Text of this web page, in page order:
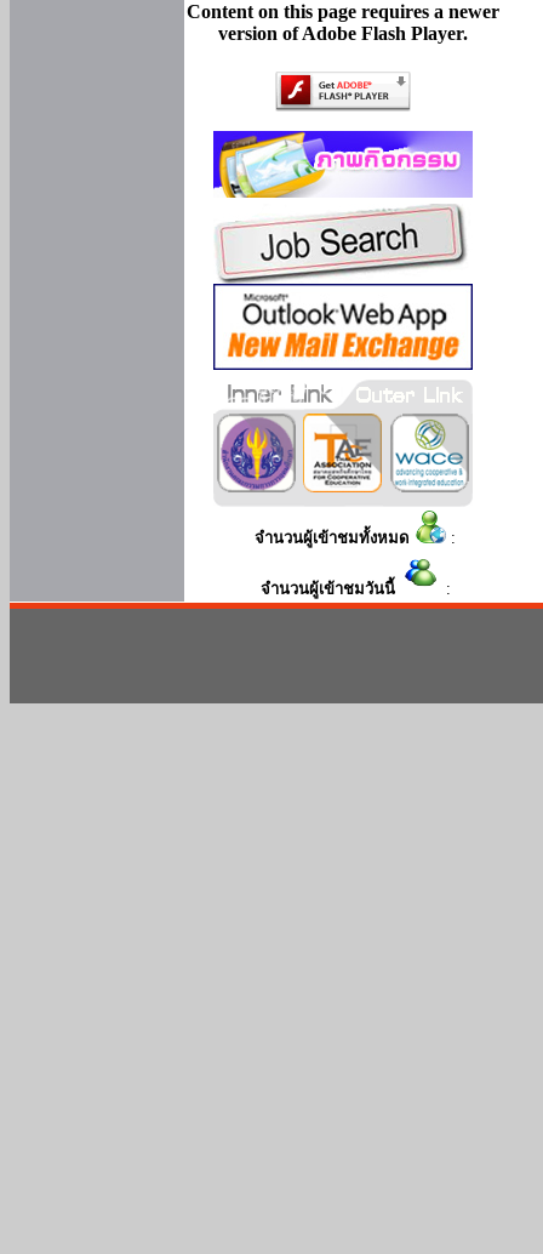
Content on this page requires a newer
version of Adobe Flash Player.
จำนวนผู้เข้าชมทั้งหมด :
จำนวนผู้เข้าชมวันนี้ :